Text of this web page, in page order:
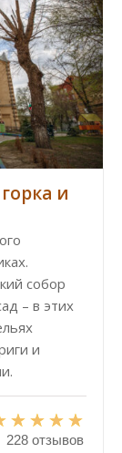
и
собор
– в этих
и
228 отзывов